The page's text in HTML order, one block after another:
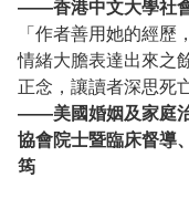
——香港中文大學社
「作者善用她的經
情緒大膽表達出來之
正念，讓讀者深思死
——美國婚姻及家庭
協會院士暨臨床督導
筠